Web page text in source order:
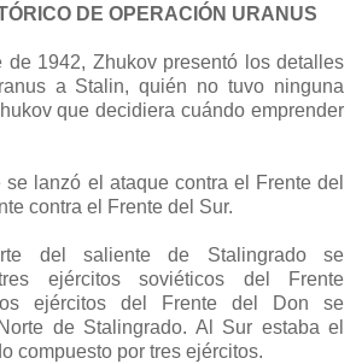
DE OPERACIÓN URANUS
de 1942, Zhukov presentó los detalles
a Stalin, quién no tuvo ninguna
que decidiera cuándo emprender
lanzó el ataque contra el Frente del
contra el Frente del Sur.
del saliente de Stalingrado se
ejércitos soviéticos del Frente
ejércitos del Frente del Don se
de Stalingrado. Al Sur estaba el
compuesto por tres ejércitos.